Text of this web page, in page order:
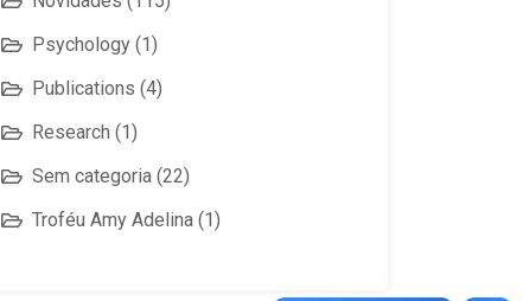
Psychology (1)
Publications (4)
Research (1)
Sem categoria (22)
Troféu Amy Adelina (1)